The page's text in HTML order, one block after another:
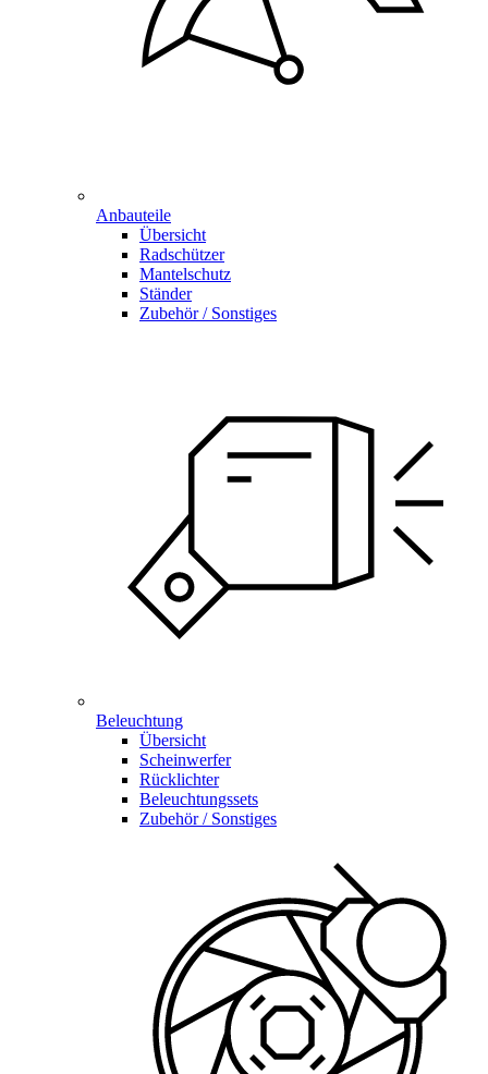
Anbauteile
Übersicht
Radschützer
Mantelschutz
Ständer
Zubehör / Sonstiges
Beleuchtung
Übersicht
Scheinwerfer
Rücklichter
Beleuchtungssets
Zubehör / Sonstiges